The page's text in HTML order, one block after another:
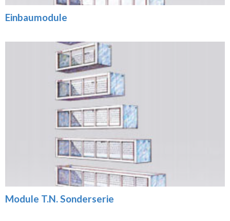
Einbaumodule
Module T.N. Sonderserie